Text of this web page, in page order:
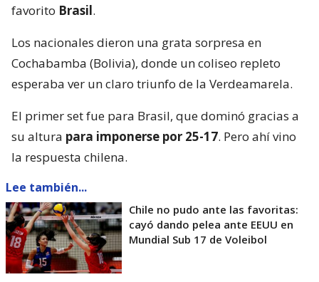
favorito Brasil.
Los nacionales dieron una grata sorpresa en
Cochabamba (Bolivia), donde un coliseo repleto
esperaba ver un claro triunfo de la Verdeamarela.
El primer set fue para Brasil, que dominó gracias a
su altura para imponerse por 25-17. Pero ahí vino
la respuesta chilena.
Lee también...
Chile no pudo ante las favoritas:
cayó dando pelea ante EEUU en
Mundial Sub 17 de Voleibol